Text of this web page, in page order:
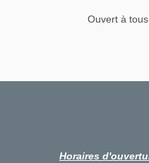
Ouvert à tous
Horaires